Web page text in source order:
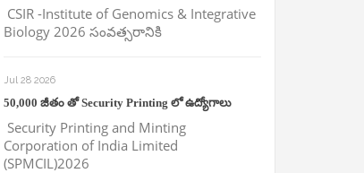
CSIR -Institute of Genomics & Integrative
Biology 2026 సంవత్సరానికి
Jul 28 2026
50,000 జీతం తో Security Printing లో ఉద్యోగాలు
Security Printing and Minting
Corporation of India Limited
(SPMCIL)2026